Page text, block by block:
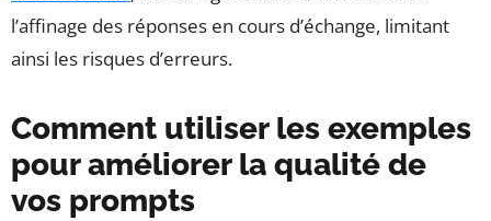
l’affinage des réponses en cours d’échange, limitant
ainsi les risques d’erreurs.
Comment utiliser les exemples
pour améliorer la qualité de
vos prompts